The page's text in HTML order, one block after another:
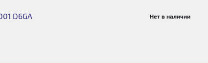
D6GA Нет в наличии